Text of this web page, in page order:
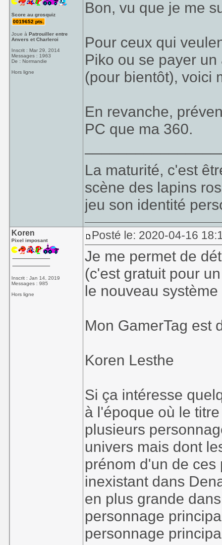
Score au grosquiz
0019652 pts.
Joue àPatrouiller entre
Anvers et Charleroi
Inscrit : Mar 29, 2014
Messages : 1963
De : Normandie
Hors ligne
Bon, vu que je me
Pour ceux qui
Piko ou se payer
(pour bientôt), voici
En revanche,
PC que ma 360.
La maturité, c'est
scène des lapins
jeu son identité
Koren
Pixel imposant
Inscrit : Jan 14, 2019
Messages : 985
Hors ligne
Posté le: 2020-04-16
Je me permet de
(c'est gratuit pour
le nouveau
Mon GamerTag est
Koren Lesthe
Si ça intéresse
à l'époque où le
plusieurs
univers mais dont
prénom d'un de
inexistant dans
en plus grande
personnage
personnage